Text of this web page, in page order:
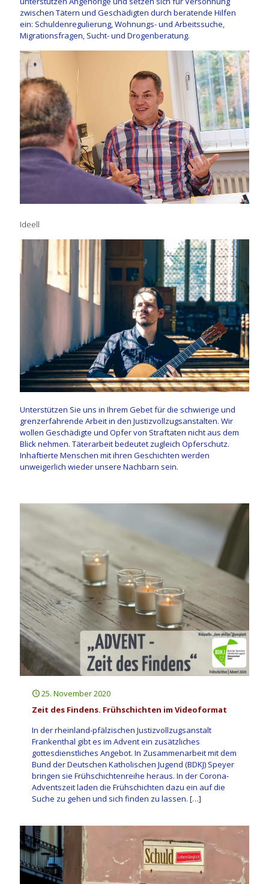
zwischen Tätern und Geschädigten durch beratende Hilfen
ein: Schuldenregulierung, Wohnungs- und Arbeitssuche,
Migrationsfragen, Sucht- und Drogenberatung.
Ideell
Unterstützen Sie uns in Ihrem Gebet für die schwierige und
grenzerfahrende Arbeit in den Justizvollzugsanstalten. Wir
wollen Geschädigte und Opfer von Straftaten nicht aus dem
Blick nehmen. Täterarbeit bedeutet zugleich Opferschutz.
Inhaftierte Menschen mit ihren Geschichten werden
unweigerlich wieder unsere Nachbarn sein.
25. November 2020
Zeit des Findens. Frühschichten im Videoformat
In der rheinland-pfälzischen Justizvollzugsanstalt
Frankenthal gibt es im Advent ein zusätzliches
gottesdienstliches Angebot. In Zusammenarbeit mit dem
Bund der Deutschen Katholischen Jugend (BDKJ) Speyer
bringen sie Frühschichtenreihe heraus. In der Corona-
Adventszeit laden die Frühschichten dazu ein auf die
Suche zu gehen und sich finden zu lassen. […]